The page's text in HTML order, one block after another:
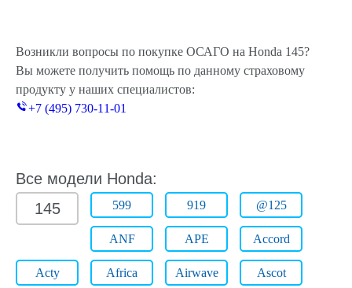
Возникли вопросы по покупке ОСАГО на Honda 145?
Вы можете получить помощь по данному страховому
продукту у наших специалистов:
+7 (495) 730-11-01
Все модели Honda:
145
599 919 @125
ANF APE Accord
Acty Africa Airwave Ascot